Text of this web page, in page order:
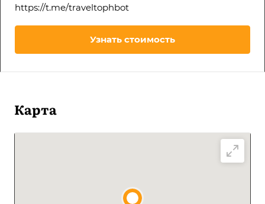
https://t.me/traveltophbot
Узнать стоимость
Карта